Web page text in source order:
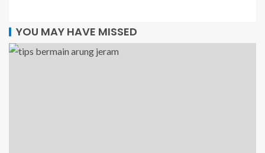
YOU MAY HAVE MISSED